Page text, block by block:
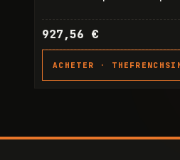
927,56 €
ACHETER ·